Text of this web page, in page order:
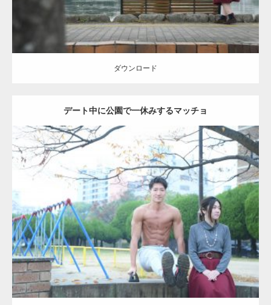
ダウンロード
デート中に公園で一休みするマッチョ
Update:2021.07.6
Category:公園のマッチョ その他 AKIHITO(細マッチョ) 腹筋
ダウンロード